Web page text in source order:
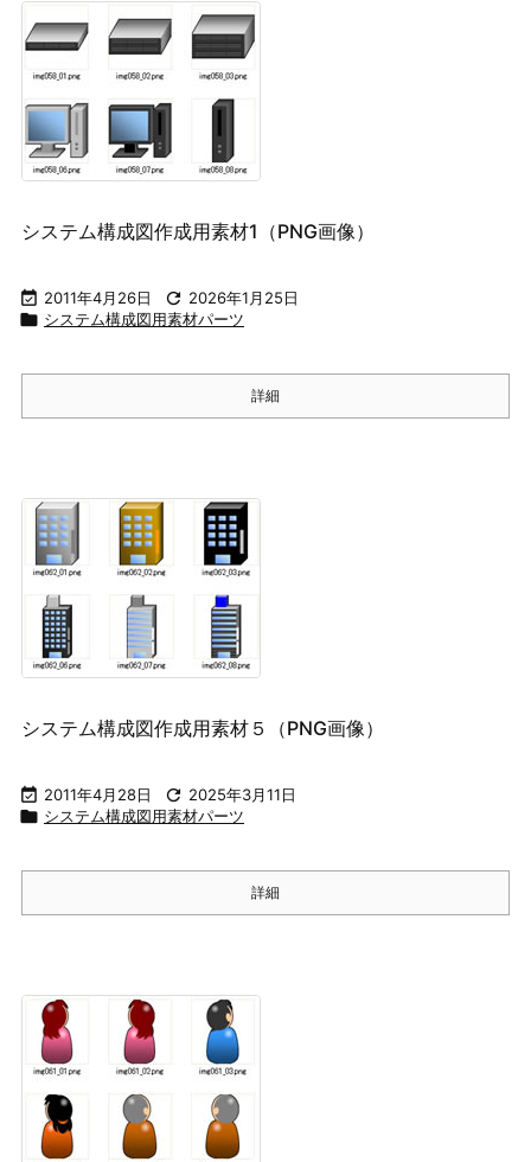
システム構成図作成用素材1（PNG画像）
 2011年4月26日  2026年1月25日
 システム構成図用素材パーツ
詳細
システム構成図作成用素材５（PNG画像）
 2011年4月28日  2025年3月11日
 システム構成図用素材パーツ
詳細